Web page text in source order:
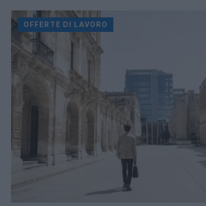
OFFERTE DI LAVORO